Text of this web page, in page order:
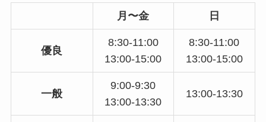
月〜金 日
優良
8:30-11:00
13:00-15:00
8:30-11:00
13:00-15:00
一般
9:00-9:30
13:00-13:30
13:00-13:30